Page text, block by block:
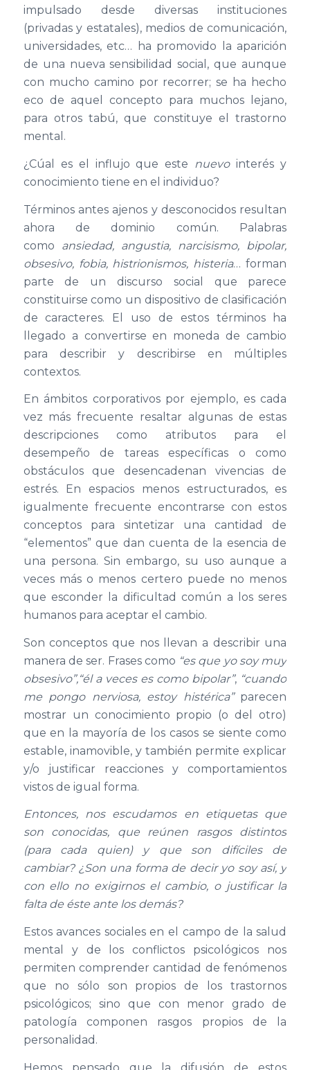
impulsado desde diversas instituciones
(privadas y estatales), medios de comunicación,
universidades, etc… ha promovido la aparición
de una nueva sensibilidad social, que aunque
con mucho camino por recorrer; se ha hecho
eco de aquel concepto para muchos lejano,
para otros tabú, que constituye el trastorno
mental.
¿Cúal es el influjo que este nuevointerés y
conocimiento tiene en el individuo?
Términos antes ajenos y desconocidos resultan
ahora de dominio común. Palabras
como ansiedad, angustia, narcisismo, bipolar,
obsesivo, fobia, histrionismos, histeria… forman
parte de un discurso social que parece
constituirse como un dispositivo de clasificación
de caracteres. El uso de estos términos ha
llegado a convertirse en moneda de cambio
para describir y describirse en múltiples
contextos.
En ámbitos corporativos por ejemplo, es cada
vez más frecuente resaltar algunas de estas
descripciones como atributos para el
desempeño de tareas específicas o como
obstáculos que desencadenan vivencias de
estrés. En espacios menos estructurados, es
igualmente frecuente encontrarse con estos
conceptos para sintetizar una cantidad de
“elementos” que dan cuenta de la esencia de
una persona. Sin embargo, su uso aunque a
veces más o menos certero puede no menos
que esconder la dificultad común a los seres
humanos para aceptar el cambio.
Son conceptos que nos llevan a describir una
manera de ser. Frases como “es que yo soy muy
obsesivo”,“él a veces es como bipolar”, “cuando
me pongo nerviosa, estoy histérica”parecen
mostrar un conocimiento propio (o del otro)
que en la mayoría de los casos se siente como
estable, inamovible, y también permite explicar
y/o justificar reacciones y comportamientos
vistos de igual forma.
Entonces, nos escudamos en etiquetas que
son conocidas, que reúnen rasgos distintos
(para cada quien) y que son difíciles de
cambiar? ¿Son una forma de decir yo soy así, y
con ello no exigirnos el cambio, o justificar la
falta de éste ante los demás?
Estos avances sociales en el campo de la salud
mental y de los conflictos psicológicos nos
permiten comprender cantidad de fenómenos
que no sólo son propios de los trastornos
psicológicos; sino que con menor grado de
patología componen rasgos propios de la
personalidad.
Hemos pensado que la difusión de estos